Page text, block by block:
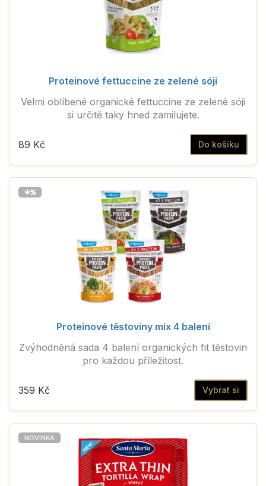
Proteinové fettuccine ze zelené sóji
Velmi oblíbené organické fettuccine ze zelené sóji
si určitě taky hned zamilujete.
Do košíku
89 Kč
Proteinové těstoviny mix 4 balení
Zvýhodněná sada 4 balení organických fit těstovin
pro každou příležitost.
Vybrat si
359 Kč
NOVINKA